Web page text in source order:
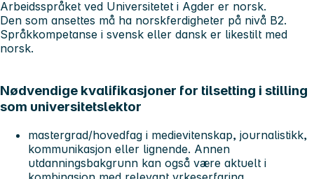
Arbeidsspråket ved Universitetet i Agder er norsk.
Den som ansettes må ha norskferdigheter på nivå B2.
Språkkompetanse i svensk eller dansk er likestilt med
norsk.
Nødvendige kvalifikasjoner for tilsetting i stilling
som universitetslektor
mastergrad/hovedfag i medievitenskap, journalistikk,
kommunikasjon eller lignende. Annen
utdanningsbakgrunn kan også være aktuelt i